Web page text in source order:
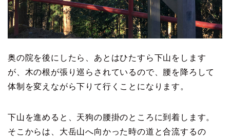
奥の院を後にしたら、あとはひたすら下山をします
が、木の根が張り巡らされているので、腰を降ろして
体制を変えながら下りて行くことになります。
下山を進めると、天狗の腰掛のところに到着します。
そこからは、大岳山へ向かった時の道と合流するの